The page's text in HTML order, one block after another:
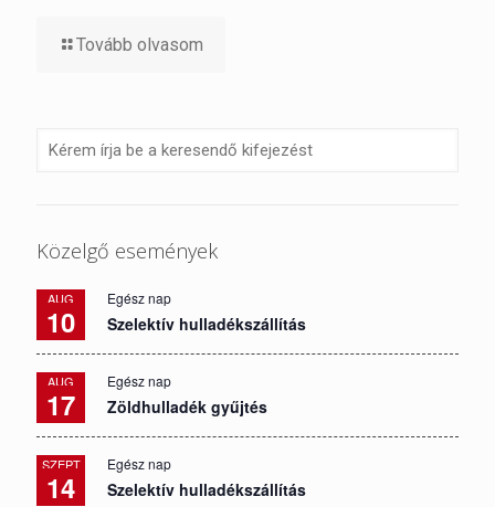
Tovább olvasom
Közelgő események
AUG
10
Egész nap
Szelektív hulladékszállítás
AUG
17
Egész nap
Zöldhulladék gyűjtés
SZEPT
14
Egész nap
Szelektív hulladékszállítás